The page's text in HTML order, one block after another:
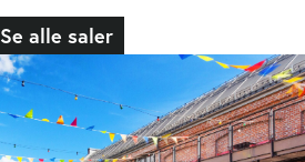
Se alle saler